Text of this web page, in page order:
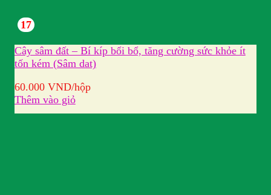
17
Cây sâm đất – Bí kíp bổi bổ, tăng cường sức khỏe ít
tốn kém (Sâm dat)
60.000 VND/hộp
Thêm vào giỏ